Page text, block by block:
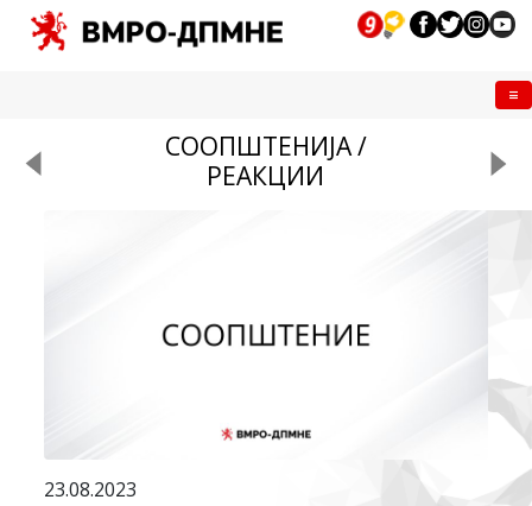
СООПШТЕНИЈА /
РЕАКЦИИ
23.08.2023